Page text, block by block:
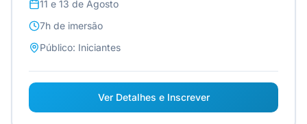
11 e 13 de Agosto
7h de imersão
Público: Iniciantes
Ver Detalhes e Inscrever